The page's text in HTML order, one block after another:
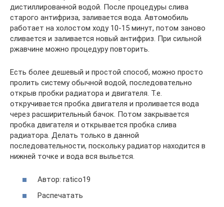
дистиллированной водой. После процедуры слива
старого антифриза, заливается вода. Автомобиль
работает на холостом ходу 10-15 минут, потом заново
сливается и заливается новый антифриз. При сильной
ржавчине можно процедуру повторить.
Есть более дешевый и простой способ, можно просто
пролить систему обычной водой, последовательно
открыв пробки радиатора и двигателя. Т.е.
откручивается пробка двигателя и проливается вода
через расширительный бачок. Потом закрывается
пробка двигателя и открывается пробка слива
радиатора. Делать только в данной
последовательности, поскольку радиатор находится в
нижней точке и вода вся выльется.
Автор: ratico19
Распечатать